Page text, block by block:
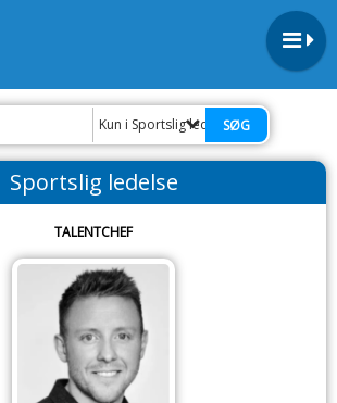
Kun i Sportslig ledelse
Sportslig ledelse
TALENTCHEF